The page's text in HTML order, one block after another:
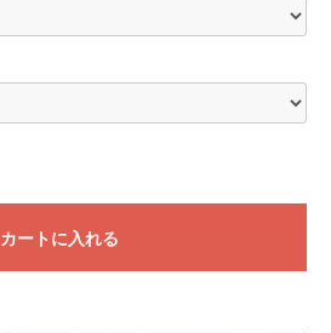
カートに入れる